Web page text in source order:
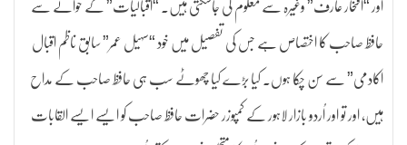
اور “افتخار عارف” وغیرہ سے معلوم کی جاسکتی ہیں۔ “اقبالیات” کے حوالے سے
حافظ صاحب کا اختصاص ہے جس کی تفصیل میں خود “سہیل عمر” سابق ناظم اقبال
اکادمی” سے سن چکا ہوں۔ کیا بڑے کیا چھوٹے سب ہی حافظ صاحب کے مداح
ہیں، اور تو اور اُردو بازار لاہور کے کمپوزر حضرات حافظ صاحب کو ایسے ایسے القابات